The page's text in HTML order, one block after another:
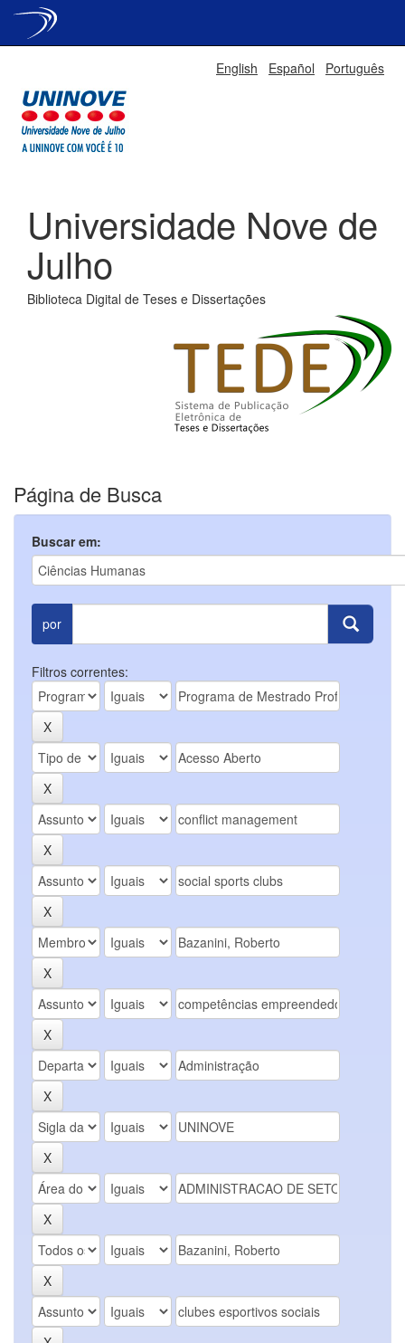
English Español Português
Universidade Nove de
Julho
Biblioteca Digital de Teses e Dissertações
Página de Busca
Buscar em:
por
Filtros correntes: